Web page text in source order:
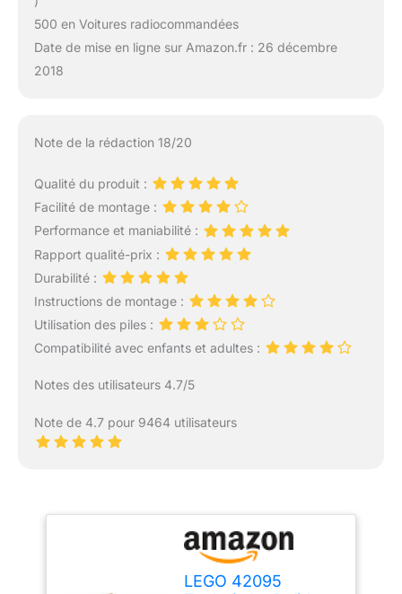
500 en Voitures radiocommandées
Date de mise en ligne sur Amazon.fr : 26 décembre
2018
Note de la rédaction 18/20
Qualité du produit :
Facilité de montage :
Performance et maniabilité :
Rapport qualité-prix :
Durabilité :
Instructions de montage :
Utilisation des piles :
Compatibilité avec enfants et adultes :
Notes des utilisateurs 4.7/5
Note de 4.7 pour 9464 utilisateurs
LEGO 42095